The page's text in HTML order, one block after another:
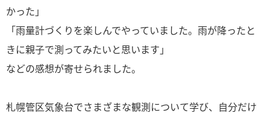
かった」
「雨量計づくりを楽しんでやっていました。雨が降ったと
きに親子で測ってみたいと思います」
などの感想が寄せられました。
札幌管区気象台でさまざまな観測について学び、自分だけ